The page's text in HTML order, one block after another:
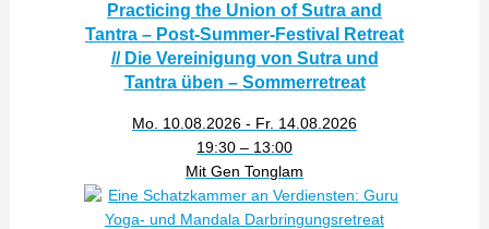
Practicing the Union of Sutra and
Tantra – Post-Summer-Festival Retreat
// Die Vereinigung von Sutra und
Tantra üben – Sommerretreat
Mo. 10.08.2026 - Fr. 14.08.2026
19:30 – 13:00
Mit Gen Tonglam